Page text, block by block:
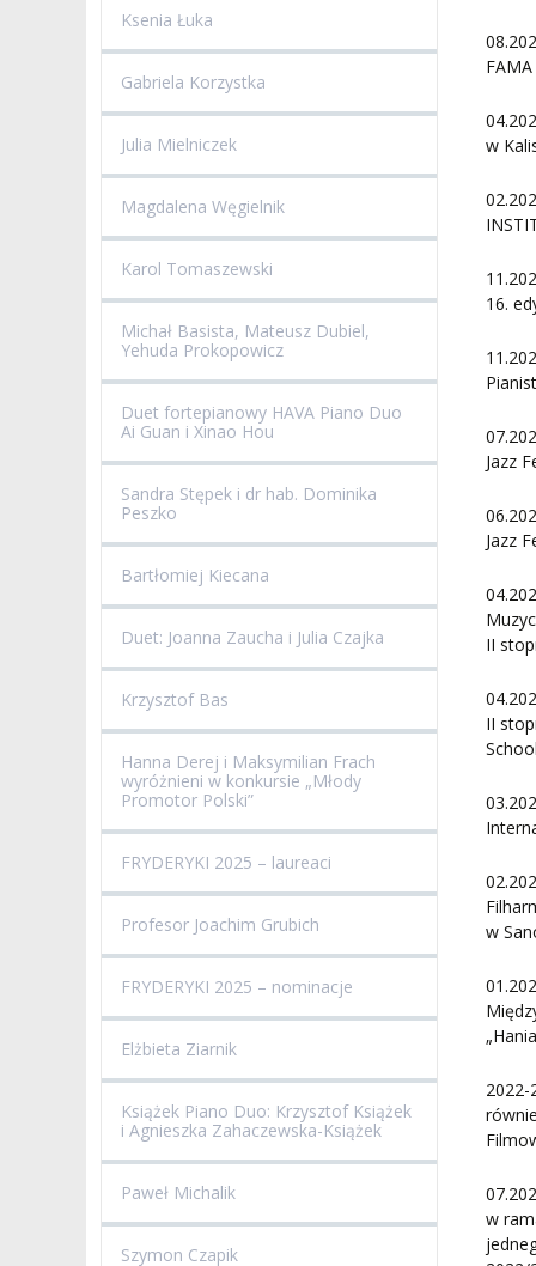
Ksenia Łuka
Gabriela Korzystka
Julia Mielniczek
Magdalena Węgielnik
Karol Tomaszewski
Michał Basista, Mateusz Dubiel,
Yehuda Prokopowicz
Duet fortepianowy HAVA Piano Duo
Ai Guan i Xinao Hou
Sandra Stępek i dr hab. Dominika
Peszko
Bartłomiej Kiecana
Duet: Joanna Zaucha i Julia Czajka
Krzysztof Bas
Hanna Derej i Maksymilian Frach
wyróżnieni w konkursie „Młody
Promotor Polski”
FRYDERYKI 2025 – laureaci
Profesor Joachim Grubich
FRYDERYKI 2025 – nominacje
Elżbieta Ziarnik
Książek Piano Duo: Krzysztof Książek
i Agnieszka Zahaczewska-Książek
Paweł Michalik
Szymon Czapik
w
16.
Jazz
Jazz
II
II
w
w